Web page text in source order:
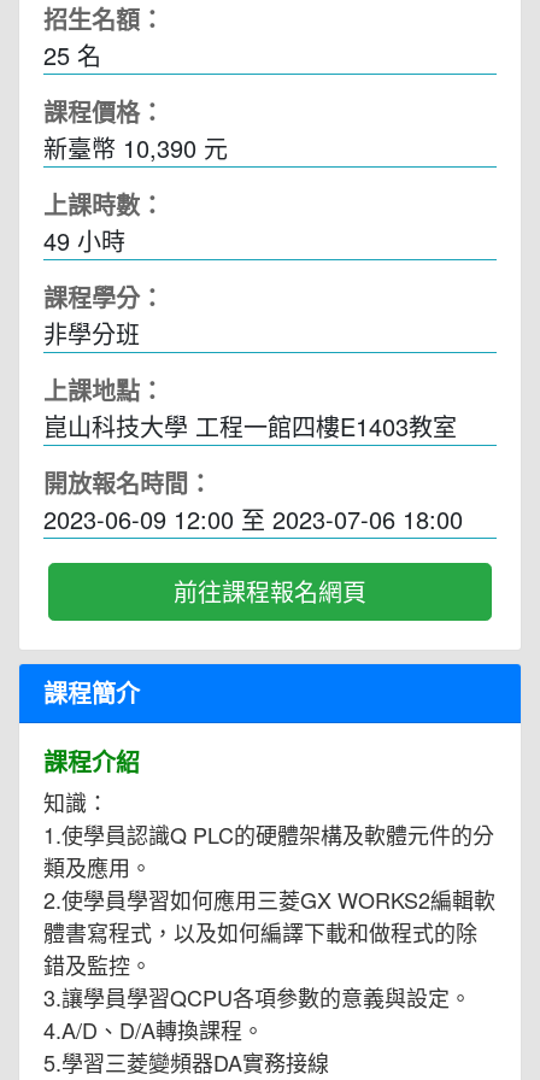
招生名額：
25 名
課程價格：
新臺幣 10,390 元
上課時數：
49 小時
課程學分：
非學分班
上課地點：
崑山科技大學 工程一館四樓E1403教室
開放報名時間：
2023-06-09 12:00 至 2023-07-06 18:00
前往課程報名網頁
課程簡介
課程介紹
知識：
1.使學員認識Q PLC的硬體架構及軟體元件的分
類及應用。
2.使學員學習如何應用三菱GX WORKS2編輯軟
體書寫程式，以及如何編譯下載和做程式的除
錯及監控。
3.讓學員學習QCPU各項參數的意義與設定。
4.A/D、D/A轉換課程。
5.學習三菱變頻器DA實務接線